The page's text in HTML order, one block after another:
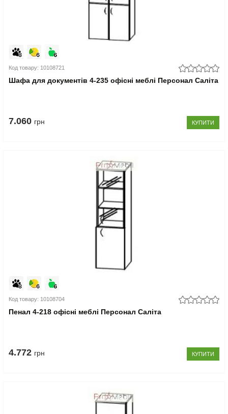
Код товару: 10108721
Шафа для документів 4-235 офісні меблі Персонал Саліта
7.060 грн КУПИТИ
Код товару: 10108704
Пенал 4-218 офісні меблі Персонал Саліта
4.772 грн КУПИТИ